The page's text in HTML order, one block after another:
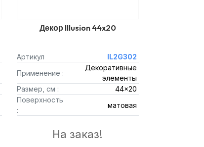
Декор Illusion 44x20
Артикул
IL2G302
Применение :
Декоративные
элементы
Размер, см :
44x20
Поверхность
:
матовая
На заказ!